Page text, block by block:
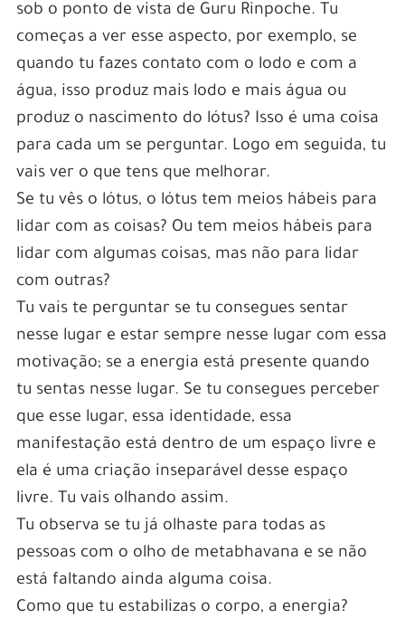
sob o ponto de vista de Guru Rinpoche. Tu
começas a ver esse aspecto, por exemplo, se
quando tu fazes contato com o lodo e com a
água, isso produz mais lodo e mais água ou
produz o nascimento do lótus? Isso é uma coisa
para cada um se perguntar. Logo em seguida, tu
vais ver o que tens que melhorar.
Se tu vês o lótus, o lótus tem meios hábeis para
lidar com as coisas? Ou tem meios hábeis para
lidar com algumas coisas, mas não para lidar
com outras?
Tu vais te perguntar se tu consegues sentar
nesse lugar e estar sempre nesse lugar com essa
motivação; se a energia está presente quando
tu sentas nesse lugar. Se tu consegues perceber
que esse lugar, essa identidade, essa
manifestação está dentro de um espaço livre e
ela é uma criação inseparável desse espaço
livre. Tu vais olhando assim.
Tu observa se tu já olhaste para todas as
pessoas com o olho de metabhavana e se não
está faltando ainda alguma coisa.
Como que tu estabilizas o corpo, a energia?